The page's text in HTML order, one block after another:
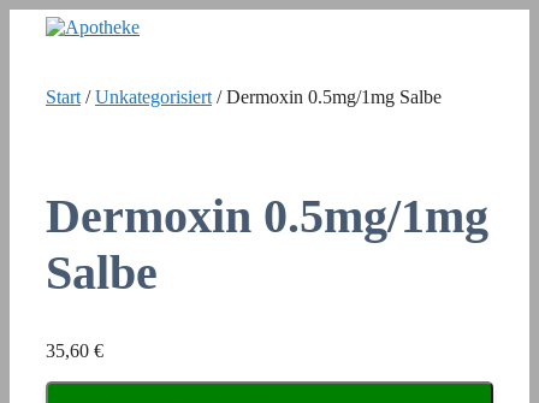
Inhalt
Start /Unkategorisiert / Dermoxin 0.5mg/1mg Salbe
Dermoxin 0.5mg/1mg
Salbe
35,60 €